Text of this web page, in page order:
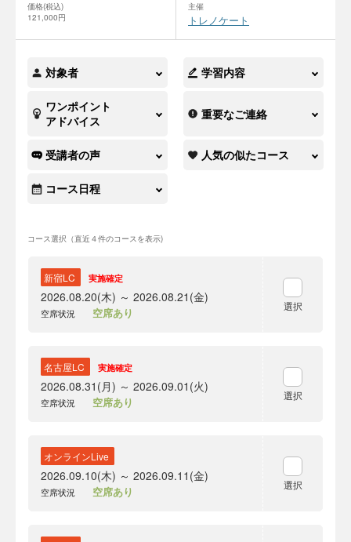
価格(税込)
121,000円
主催
トレノケート
対象者 学習内容
ワンポイント
アドバイス
重要なご連絡
受講者の声 人気の似たコース
コース日程
コース選択（直近４件のコースを表示)
新宿LC 実施確定
2026.08.20(木) ～ 2026.08.21(金)
空席状況 空席あり 選択
名古屋LC 実施確定
2026.08.31(月) ～ 2026.09.01(火)
空席状況 空席あり 選択
オンラインLive
2026.09.10(木) ～ 2026.09.11(金)
空席状況 空席あり 選択